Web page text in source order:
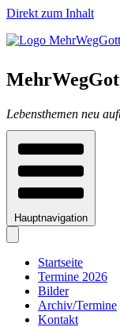
Direkt zum Inhalt
Lebensthemen neu
Hauptnavigation
Startseite
Termine 2026
Bilder
Archiv/Termine
Kontakt